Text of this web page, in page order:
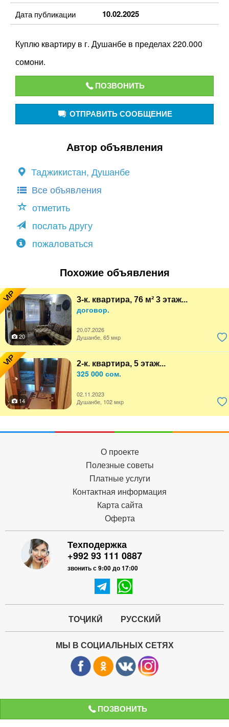
Дата публикации 10.02.2025
Куплю квартиру в г. Душанбе в пределах 220.000
сомони.
ПОЗВОНИТЬ
ПОЗВОНИТЬ
ОТПРАВИТЬ СООБЩЕНИЕ
Автор объявления
Таджикистан, Душанбе
Все объявления
отметить
послать другу
пожаловаться
Похожие объявления
VIP 3-к. квартира, 76 м² 3 этаж...
договор.
20.07.2026
20
Душанбе, 65 мкр
VIP 2-к. квартира, 5 этаж...
325 000 сом.
02.11.2023
14
Душанбе, 102 мкр
О проекте
Полезные советы
Платные услуги
Контактная информация
Карта сайта
Оферта
Техподержка
+992 93 111 0887
звонить с 9:00 до 17:00
ТОҶИКӢ РУССКИЙ
МЫ В СОЦИАЛЬНЫХ СЕТЯХ